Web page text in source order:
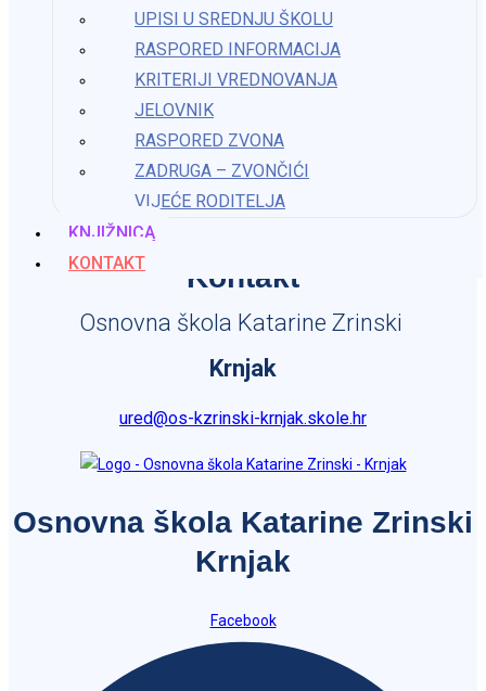
UPISI U SREDNJU ŠKOLU
RASPORED INFORMACIJA
KRITERIJI VREDNOVANJA
JELOVNIK
RASPORED ZVONA
ZADRUGA – ZVONČIĆI
VIJEĆE RODITELJA
KNJIŽNICA
KONTAKT
Obavijest o početku školske godine 2023./24 – Prvi
dan škole
30. kolovoza 2023.
Kontakt
Osnovna škola Katarine Zrinski
Krnjak
ured@os-kzrinski-krnjak.skole.hr
Osnovna škola Katarine Zrinski
Krnjak
Facebook